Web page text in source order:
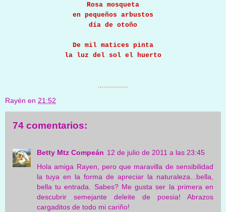
Rosa mosqueta
en pequeños arbustos
día de otoño
De mil matices pinta
la luz del sol el huerto
Rayén en 21:52
74 comentarios:
Betty Mtz Compeán 12 de julio de 2011 a las 23:45
Hola amiga Rayen, pero que maravilla de sensibilidad
la tuya en la forma de apreciar la naturaleza...bella,
bella tu entrada. Sabes? Me gusta ser la primera en
descubrir semejante deleite de poesia! Abrazos
cargaditos de todo mi cariño!